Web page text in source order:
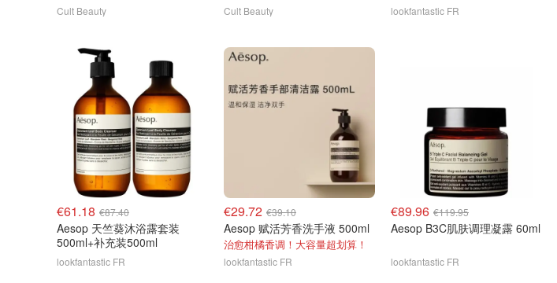
Cult Beauty Cult Beauty lookfantastic FR
€61.18 €87.40
Aesop 天竺葵沐浴露套装
500ml+补充装500ml
lookfantastic FR
€29.72 €39.10
Aesop 赋活芳香洗手液 500ml
治愈柑橘香调！大容量超划算！
lookfantastic FR
€89.96 €119.95
Aesop B3C肌肤调理凝露 60ml
lookfantastic FR